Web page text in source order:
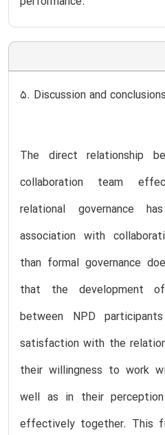
5. Discussion and conclusions
The direct relationship
collaboration team
relational governance
association with
than formal governance
that the development of
between NPD
satisfaction with the
their willingness to work
well as in their
effectively together. This